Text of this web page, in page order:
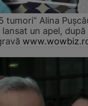
tumori” Alina
un apel, după